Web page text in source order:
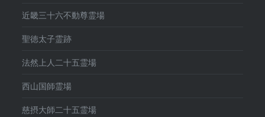
近畿三十六不動尊霊場
聖徳太子霊跡
法然上人二十五霊場
西山国師霊場
慈摂大師二十五霊場